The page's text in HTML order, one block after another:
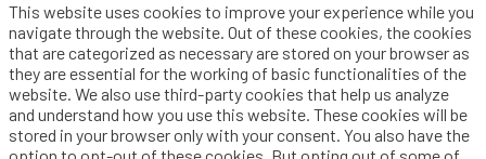
This website uses cookies to improve your experience while you
navigate through the website. Out of these cookies, the cookies
that are categorized as necessary are stored on your browser as
they are essential for the working of basic functionalities of the
website. We also use third-party cookies that help us analyze
and understand how you use this website. These cookies will be
stored in your browser only with your consent. You also have the